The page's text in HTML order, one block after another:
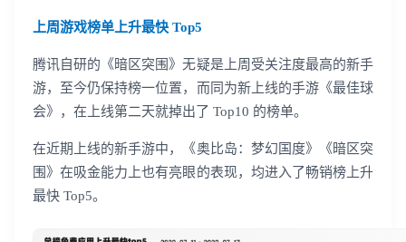
上周游戏榜单上升最快 Top5
腾讯自研的《暗区突围》无疑是上周受关注度最高的新手
游，至今仍保持榜一位置，而同为新上线的手游《最佳球
会》，在上线第二天就掉出了 Top10 的榜单。
在近期上线的新手游中，《奥比岛：梦幻国度》《暗区突
围》在吸金能力上也有亮眼的表现，均进入了畅销榜上升
最快 Top5。